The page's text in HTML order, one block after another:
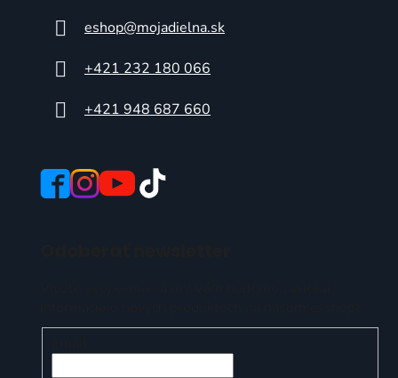
eshop@mojadielna.sk
+421 232 180 066
+421 948 687 660